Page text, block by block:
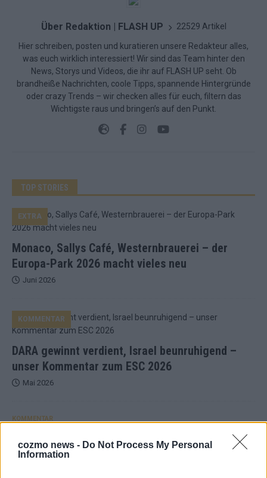
cozmo news - Do Not Process My Personal
Information
Über Redaktion | FLASH UP 22529 Artikel
Hier schreiben, posten und kuratieren unsere Redakteur alles,
was euch wirklich interessiert! Wir sind das Team hinter den
News, Storys und Videos, die ihr auf FLASH UP seht. Ob
brandheiße Nachrichten, coole Tipps, spannende Hintergründe
oder crazy Trends – wir checken alles für euch, filtern das
Wichtigste raus und bringen’s auf den Punkt.
TOP STORIES
Monaco, Sallys Café, Westernbrauerei – der
Europa-Park 2026 macht vieles neu
EXTRA
Juni 2026
DARA gewinnt verdient, Israel beunruhigend –
unser Kommentar zum ESC 2026
KOMMENTAR
Mai 2026
KOMMENTAR
aufgestiegen – alle 25 Acts im Kurzcheck
Mai 2026